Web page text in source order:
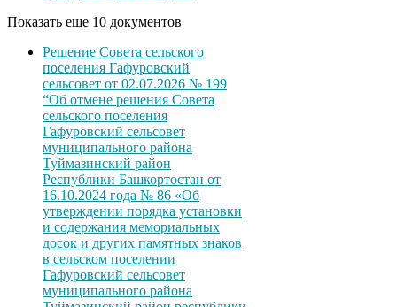
Показать еще 10 документов
Решение Совета сельского
поселения Гафуровский
сельсовет от 02.07.2026 № 199
“Об отмене решения Совета
сельского поселения
Гафуровский сельсовет
муниципального района
Туймазинский район
Республики Башкортостан от
16.10.2024 года № 86 «Об
утверждении порядка установки
и содержания мемориальных
досок и других памятных знаков
в сельском поселении
Гафуровский сельсовет
муниципального района